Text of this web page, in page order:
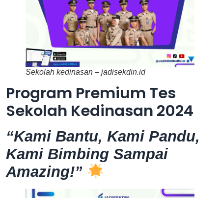
Sekolah kedinasan – jadisekdin.id
Program Premium Tes
Sekolah Kedinasan 2024
“Kami Bantu, Kami Pandu,
Kami Bimbing Sampai
Amazing!”